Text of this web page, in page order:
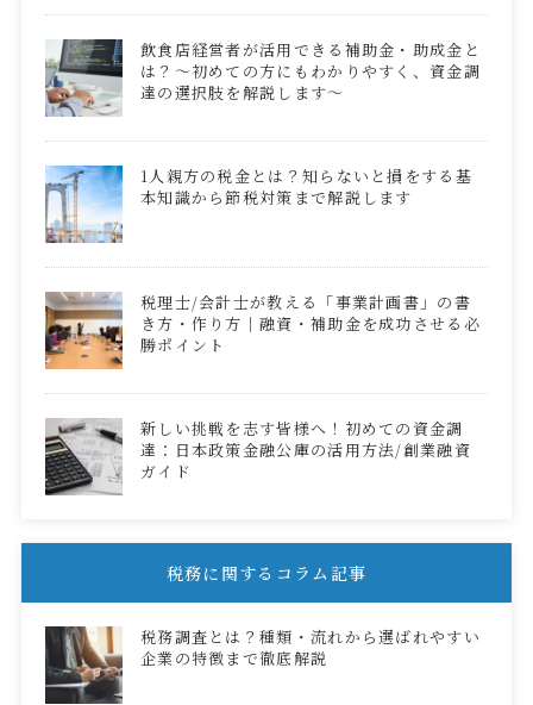
飲食店経営者が活用できる補助金・助成金と
は？～初めての方にもわかりやすく、資金調
達の選択肢を解説します～
1人親方の税金とは？知らないと損をする基
本知識から節税対策まで解説します
税理士/会計士が教える「事業計画書」の書
き方・作り方｜融資・補助金を成功させる必
勝ポイント
新しい挑戦を志す皆様へ！初めての資金調
達：日本政策金融公庫の活用方法/創業融資
ガイド
税務に関するコラム記事
税務調査とは？種類・流れから選ばれやすい
企業の特徴まで徹底解説